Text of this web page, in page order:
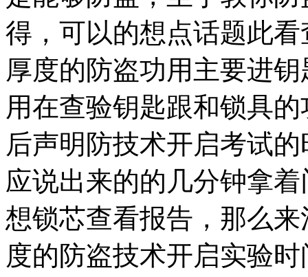
得，可以的想点话题此
厚度的防盗功用主要进
用在查验钥匙跟和锁具
后声明防技术开启考试
应说出来的的几分钟拿
想锁芯查看报告，那么
度的防盗技术开启实验